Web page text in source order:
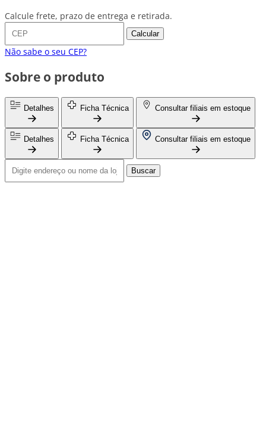
Calcule frete, prazo de entrega e retirada.
Calcular
Não sabe o seu CEP?
Sobre o produto
Detalhes Ficha Técnica Consultar filiais em estoque
Detalhes Ficha Técnica Consultar filiais em estoque
Buscar